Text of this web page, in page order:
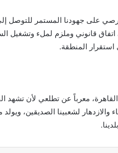
على جهودنا المستمر للتوصل
قانوني وملزم لملء وتشغيل
المنطقة.
معرباً عن تطلعي لأن تشهد
لشعبينا الصديقين، ويولد